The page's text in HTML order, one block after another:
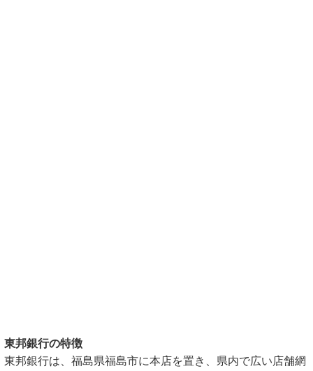
東邦銀行の特徴
東邦銀行は、福島県福島市に本店を置き、県内で広い店舗網